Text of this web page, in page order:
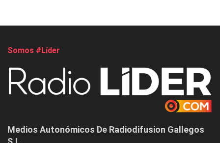
Somos #Líder
Medios Autonómicos De Radiodifusion Gallegos